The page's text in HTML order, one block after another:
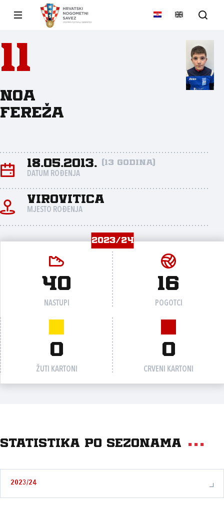
11
Noa
Fereža
18.05.2013. (13 godina)
DATUM ROĐENJA
Virovitica
MJESTO ROĐENJA
2023/24
40
NASTUPI
16
POGOTCI
0
ŽUTI KARTONI
0
CRVENI KARTONI
Statistika po sezonama
2023/24